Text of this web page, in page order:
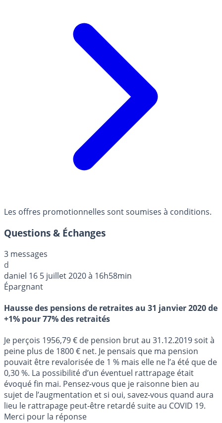
Les offres promotionnelles sont soumises à conditions.
Questions & Échanges
3 messages
d
daniel 16 5 juillet 2020 à 16h58min
Épargnant
Hausse des pensions de retraites au 31 janvier 2020 de
+1% pour 77% des retraités
Je perçois 1956,79 € de pension brut au 31.12.2019 soit à
peine plus de 1800 € net. Je pensais que ma pension
pouvait être revalorisée de 1 % mais elle ne l’a été que de
0,30 %. La possibilité d’un éventuel rattrapage était
évoqué fin mai. Pensez-vous que je raisonne bien au
sujet de l’augmentation et si oui, savez-vous quand aura
lieu le rattrapage peut-être retardé suite au COVID 19.
Merci pour la réponse